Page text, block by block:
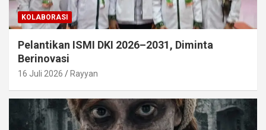
KOLABORASI
Pelantikan ISMI DKI 2026–2031, Diminta
Berinovasi
16 Juli 2026 Rayyan